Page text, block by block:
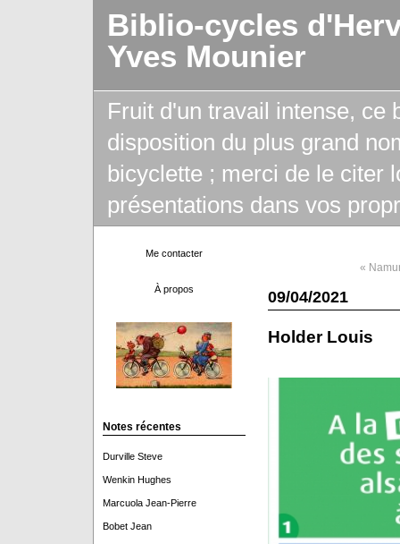
Biblio-cycles
Yves Mounier
Fruit d'un travail intense, ce
disposition du plus grand
bicyclette ; merci de le citer
présentations dans vos
Me contacter
À propos
Notes récentes
Durville Steve
Wenkin Hughes
Marcuola Jean-Pierre
Bobet Jean
«
09/04/2021
Holder Louis